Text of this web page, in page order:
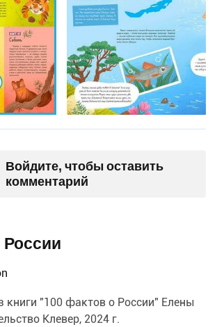
Войдите, чтобы оставить
комментарий
книги "100 фактов о России" Елены
Клевер, 2024 г.